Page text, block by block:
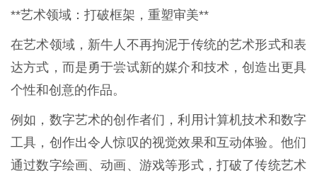
**艺术领域：打破框架，重塑审美**
在艺术领域，新牛人不再拘泥于传统的艺术形式和表
达方式，而是勇于尝试新的媒介和技术，创造出更具
个性和创意的作品。
例如，数字艺术的创作者们，利用计算机技术和数字
工具，创作出令人惊叹的视觉效果和互动体验。他们
通过数字绘画、动画、游戏等形式，打破了传统艺术